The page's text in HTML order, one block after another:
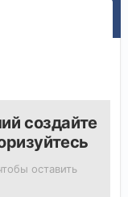
создайте
оставить